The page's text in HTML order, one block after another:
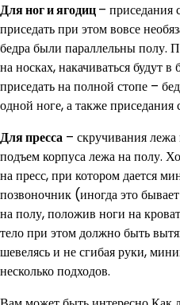
Для ног и ягодиц– приседания
приседать при этом вовсе
бедра были параллельны полу.
на носках, накачиваться будут
приседать на полной стопе –
одной ноге, а также приседания
Для пресса – скручивания
подъем корпуса лежа на полу.
на пресс, при котором дается
позвоночник (иногда это
на полу, положив ноги на
тело при этом должно быть
шевелясь и не сгибая руки,
несколько подходов.